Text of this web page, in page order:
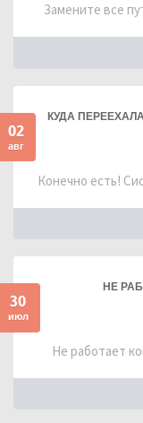
Замените все
02
авг
КУДА
Конечно есть!
30
июл
НЕ
Не работает